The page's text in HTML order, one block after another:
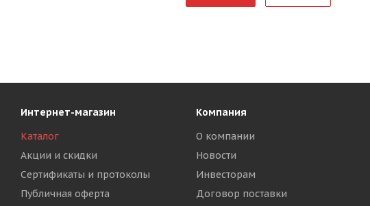
Интернет-магазин
Каталог
Акции и скидки
Сертификаты и протоколы
Публичная оферта
Компания
О компании
Новости
Инвесторам
Договор поставки